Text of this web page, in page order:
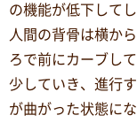
の機能が低下してし
人間の背骨は横か
ろで前にカーブし
少していき、進行
が曲がった状態にな